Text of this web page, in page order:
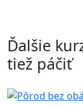
Ďalšie
tiež páčiť